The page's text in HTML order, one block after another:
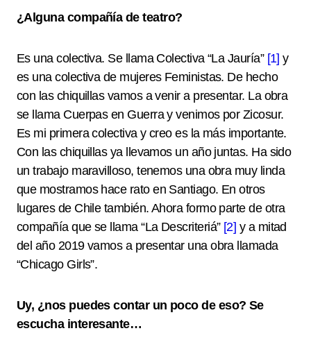
¿Alguna compañía de teatro?
Es una colectiva. Se llama Colectiva “La Jauría” [1] y
es una colectiva de mujeres Feministas. De hecho
con las chiquillas vamos a venir a presentar. La obra
se llama Cuerpas en Guerra y venimos por Zicosur.
Es mi primera colectiva y creo es la más importante.
Con las chiquillas ya llevamos un año juntas. Ha sido
un trabajo maravilloso, tenemos una obra muy linda
que mostramos hace rato en Santiago. En otros
lugares de Chile también. Ahora formo parte de otra
compañía que se llama “La Descriteriá” [2] y a mitad
del año 2019 vamos a presentar una obra llamada
“Chicago Girls”.
Uy, ¿nos puedes contar un poco de eso? Se
escucha interesante…